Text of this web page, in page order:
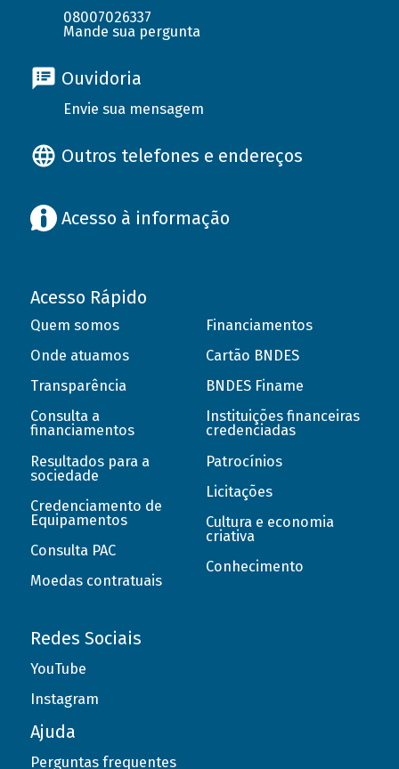
08007026337
Mande sua pergunta
Ouvidoria
Envie sua mensagem
Outros telefones e endereços
Acesso à informação
Acesso Rápido
Quem somos
Onde atuamos
Transparência
Consulta a
financiamentos
Resultados para a
sociedade
Credenciamento de
Equipamentos
Consulta PAC
Moedas contratuais
Financiamentos
Cartão BNDES
BNDES Finame
Instituições financeiras
credenciadas
Patrocínios
Licitações
Cultura e economia
criativa
Conhecimento
Redes Sociais
YouTube
Instagram
Ajuda
Perguntas frequentes